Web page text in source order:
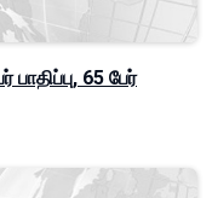
பாதிப்பு, 65 பேர்